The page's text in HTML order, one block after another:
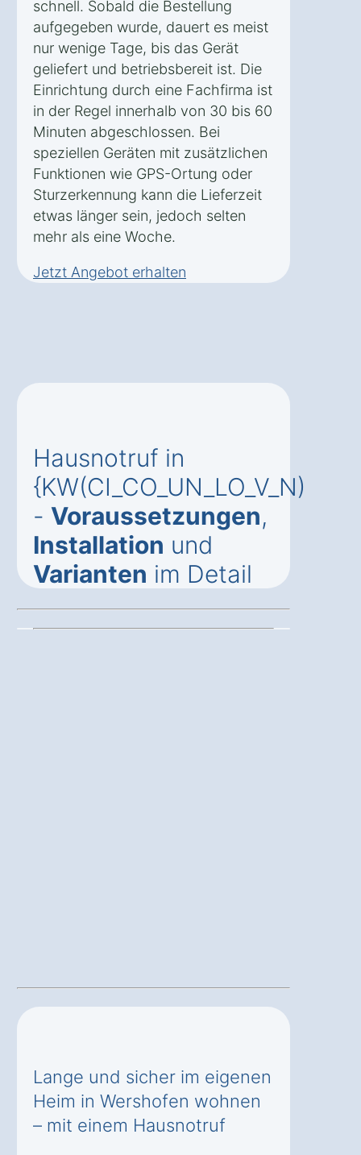
schnell. Sobald die Bestellung
aufgegeben wurde, dauert es meist
nur wenige Tage, bis das Gerät
geliefert und betriebsbereit ist. Die
Einrichtung durch eine Fachfirma ist
in der Regel innerhalb von 30 bis 60
Minuten abgeschlossen. Bei
speziellen Geräten mit zusätzlichen
Funktionen wie GPS-Ortung oder
Sturzerkennung kann die Lieferzeit
etwas länger sein, jedoch selten
mehr als eine Woche.
Jetzt Angebot erhalten
Hausnotruf in
{KW(CI_CO_UN_LO_V_N)
- Voraussetzungen,
Installation und
Varianten im Detail
Lange und sicher im eigenen
Heim in Wershofen wohnen
– mit einem Hausnotruf